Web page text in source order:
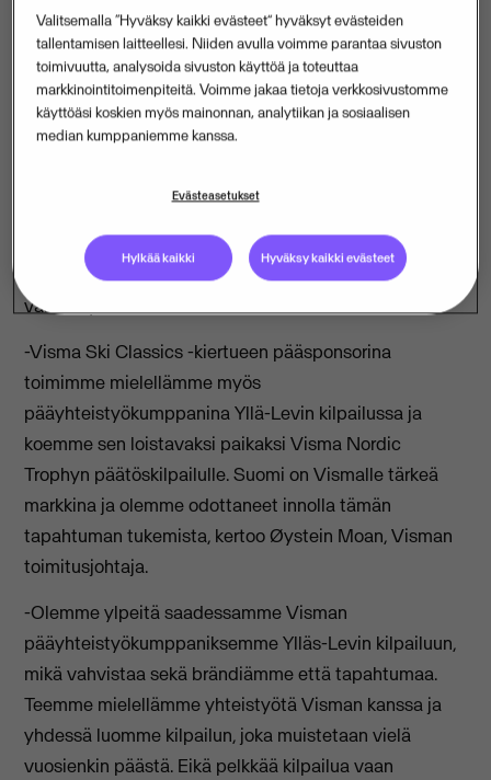
on myös pääyhteistyökumppani Ylläs-Levillä
hiihdettävän Visma Nordic Trophyn
päätöskilpailussa.
Visma Nordic Trophy on kilpailusarja, joka sisältää viisi
viimeistä Visma Ski Classic -kiertueen kilpailua
hiihtoreitti kulkee Ylläsjärveltä, Äkäslompolon,
Kukastunturin ja Pyhäjärven kautta Leville. Reitin
varrella ylitetään kolme tunturia.
-Visma Ski Classics -kiertueen pääsponsorina
toimimme mielellämme myös
pääyhteistyökumppanina Yllä-Levin kilpailussa ja
koemme sen loistavaksi paikaksi Visma Nordic
Trophyn päätöskilpailulle. Suomi on Vismalle tärkeä
markkina ja olemme odottaneet innolla tämän
tapahtuman tukemista, kertoo Øystein Moan, Visman
toimitusjohtaja.
-Olemme ylpeitä saadessamme Visman
pääyhteistyökumppaniksemme Ylläs-Levin kilpailuun,
mikä vahvistaa sekä brändiämme että tapahtumaa.
Teemme mielellämme yhteistyötä Visman kanssa ja
yhdessä luomme kilpailun, joka muistetaan vielä
vuosienkin päästä. Eikä pelkkää kilpailua vaan
Valitsemalla “Hyväksy kaikki evästeet” hyväksyt evästeiden
tallentamisen laitteellesi. Niiden avulla voimme parantaa sivuston
toimivuutta, analysoida sivuston käyttöä ja toteuttaa
markkinointitoimenpiteitä. Voimme jakaa tietoja verkkosivustomme
käyttöäsi koskien myös mainonnan, analytiikan ja sosiaalisen
median kumppaniemme kanssa.
Evästeasetukset
Hylkää kaikki Hyväksy kaikki evästeet